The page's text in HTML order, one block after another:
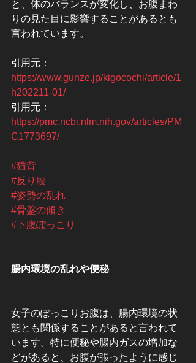
と、体のバランスが変化し、お腹まわ
りの見た目に影響することがあるとも
言われています。
引用元：
https://www.gunze.jp/kigocochi/article/1
h202211-01/
引用元：
https://pmc.ncbi.nlm.nih.gov/articles/PM
C1773697/
#猫背
#反り腰
#姿勢の乱れ
#骨盤の傾き
#下腹ぽっこり
腸内環境の乱れや便秘
女子のぽっこりお腹は、腸内環境の状
態とも関係することがあると言われて
います。特に便秘や腸内ガスの増加な
どがあると、お腹が張ったように感じ